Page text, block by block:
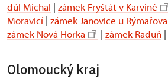
důl Michal | zámek Fryštát v Karviné
Moravicí | zámek Janovice u Rýmařova
zámek Nová Horka
| zámek Raduň |
Olomoucký kraj